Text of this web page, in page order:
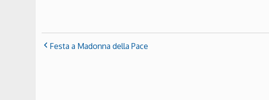
Festa a Madonna della Pace